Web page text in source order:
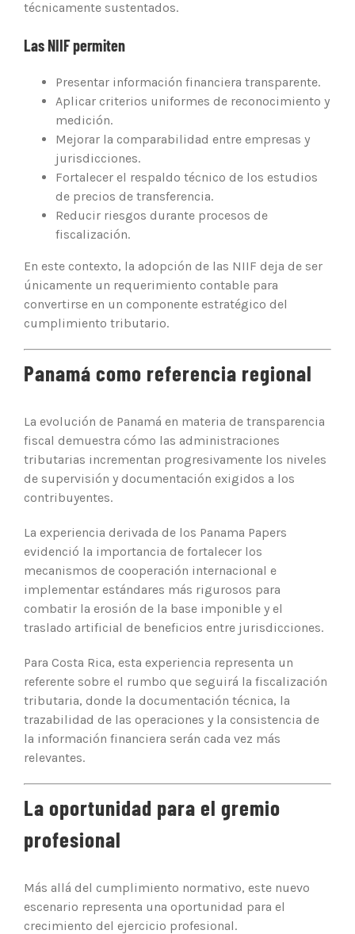
técnicamente sustentados.
Las NIIF permiten
Presentar información financiera transparente.
Aplicar criterios uniformes de reconocimiento y
medición.
Mejorar la comparabilidad entre empresas y
jurisdicciones.
Fortalecer el respaldo técnico de los estudios
de precios de transferencia.
Reducir riesgos durante procesos de
fiscalización.
En este contexto, la adopción de las NIIF deja de ser
únicamente un requerimiento contable para
convertirse en un componente estratégico del
cumplimiento tributario.
Panamá como referencia regional
La evolución de Panamá en materia de transparencia
fiscal demuestra cómo las administraciones
tributarias incrementan progresivamente los niveles
de supervisión y documentación exigidos a los
contribuyentes.
La experiencia derivada de los Panama Papers
evidenció la importancia de fortalecer los
mecanismos de cooperación internacional e
implementar estándares más rigurosos para
combatir la erosión de la base imponible y el
traslado artificial de beneficios entre jurisdicciones.
Para Costa Rica, esta experiencia representa un
referente sobre el rumbo que seguirá la fiscalización
tributaria, donde la documentación técnica, la
trazabilidad de las operaciones y la consistencia de
la información financiera serán cada vez más
relevantes.
La oportunidad para el gremio
profesional
Más allá del cumplimiento normativo, este nuevo
escenario representa una oportunidad para el
crecimiento del ejercicio profesional.